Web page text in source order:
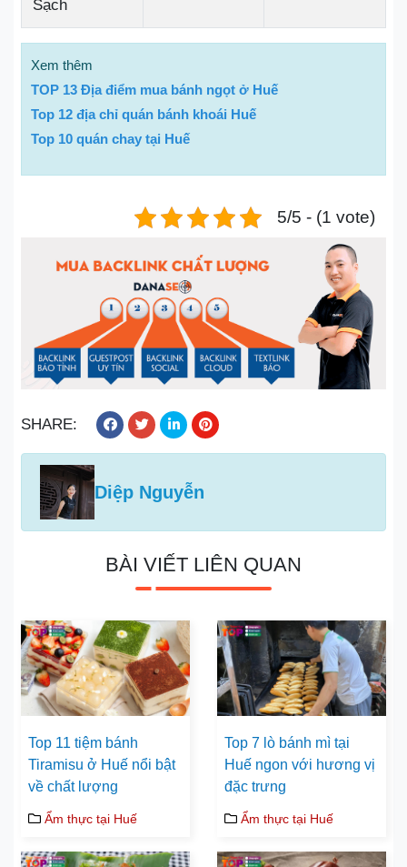
Sạch
Xem thêm
TOP 13 Địa điểm mua bánh ngọt ở Huế
Top 12 địa chỉ quán bánh khoái Huế
Top 10 quán chay tại Huế
5/5 - (1 vote)
SHARE:
Diệp Nguyễn
BÀI VIẾT LIÊN QUAN
Top 11 tiệm bánh
Tiramisu ở Huế nổi bật
về chất lượng
Ẩm thực tại Huế
Top 7 lò bánh mì tại
Huế ngon với hương vị
đặc trưng
Ẩm thực tại Huế